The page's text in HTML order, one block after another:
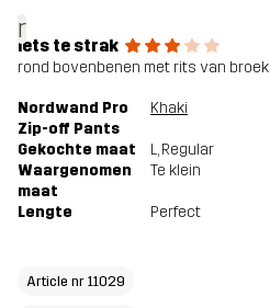
r
iets te strak
rond bovenbenen met rits van broek
Nordwand Pro
Zip-off Pants
Khaki
Gekochte maat L, Regular
Waargenomen
maat
Te klein
Lengte Perfect
Article nr 11029